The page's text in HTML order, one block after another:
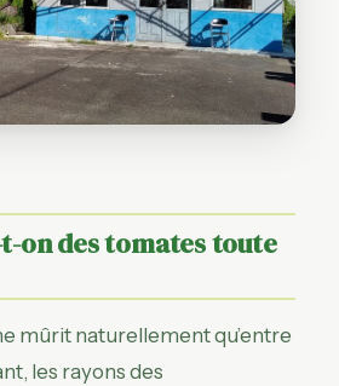
on des tomates toute
mûrit naturellement qu’entre
les rayons des